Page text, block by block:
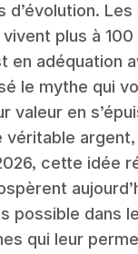
d’évolution.
plus à 100
en adéquation
le mythe qui
valeur en
véritable
cette idée
possible dans
qui leur